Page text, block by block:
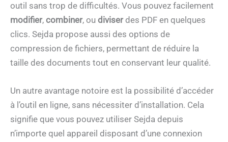
outil sans trop de difficultés. Vous pouvez facilement
modifier, combiner, ou diviserdes PDF en quelques
clics. Sejda propose aussi des options de
compression de fichiers, permettant de réduire la
taille des documents tout en conservant leur qualité.
Un autre avantage notoire est la possibilité d’accéder
à l’outil en ligne, sans nécessiter d’installation. Cela
signifie que vous pouvez utiliser Sejda depuis
n’importe quel appareil disposant d’une connexion